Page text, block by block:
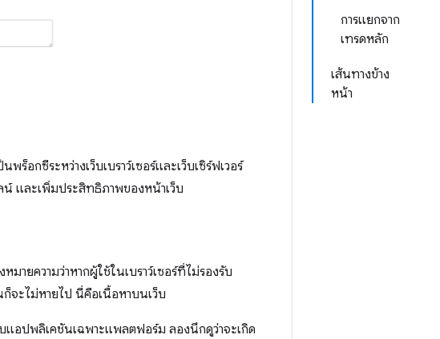
การแยกจาก
เทรดหลัก
เส้นทางข้าง
หน้า
อกซีระหว่างเว็บเบราว์เซอร์และเว็บเซิร์ฟเวอร์
น์ และเพิ่มประสิทธิภาพของหน้าเว็บ
มายความว่าหากผู้ใช้ในเบราว์เซอร์ที่ไม่รองรับ
จะไม่หายไป นี่คือเนื้อหาบนเว็บ
แอปพลิเคชันเฉพาะแพลตฟอร์ม ลองนึกดูว่าจะเกิด